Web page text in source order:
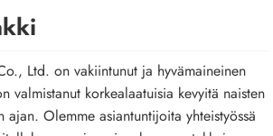
Ltd. on vakiintunut ja hyvämaineinen
valmistanut korkealaatuisia kevyitä naisten
ajan. Olemme asiantuntijoita yhteistyössä